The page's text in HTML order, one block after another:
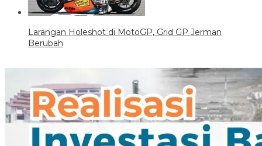
Larangan Holeshot di MotoGP, Grid GP Jerman
Berubah